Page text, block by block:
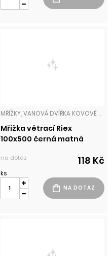
MŘÍŽKY, VANOVÁ DVÍŘKA KOVOVÉ MŘÍŽKY
Mřížka větrací Riex
100x500 černá matná
na dotaz 118 Kč
ks